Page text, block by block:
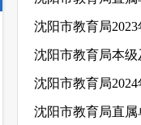
沈阳市教育局
沈阳市教育局
沈阳市教育局直属